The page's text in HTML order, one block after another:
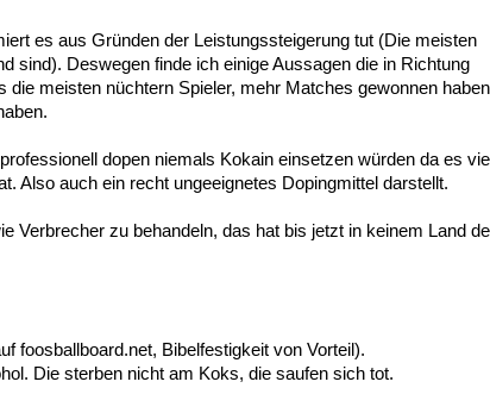
es aus Gründen der Leistungssteigerung tut (Die meisten
sind). Deswegen finde ich einige Aussagen die in Richtung
meisten nüchtern Spieler, mehr Matches gewonnen haben
dopen niemals Kokain einsetzen würden da es
Also auch ein recht ungeeignetes Dopingmittel darstellt.
Verbrecher zu behandeln, das hat bis jetzt in keinem Land
foosballboard.net, Bibelfestigkeit von Vorteil).
Die sterben nicht am Koks, die saufen sich tot.